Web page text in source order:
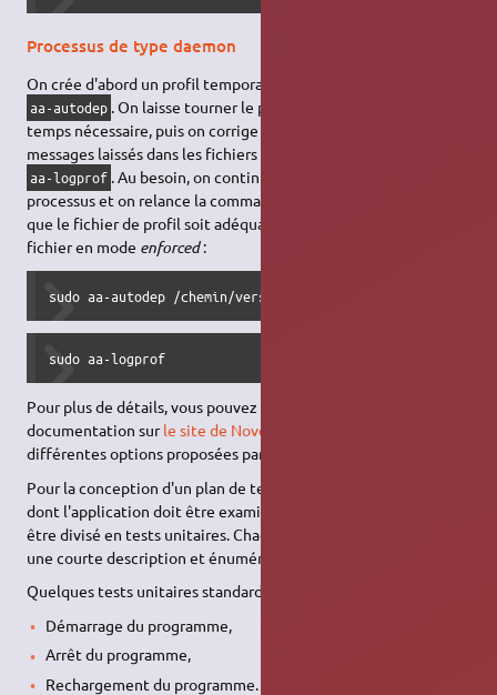
Processus de type daemon
On crée d'abord un profil temporaire à l'aide de la commande
aa-autodep . On laisse tourner le processus à confiner durant le
temps nécessaire, puis on corrige le fichier de profil à l'aide des
messages laissés dans les fichiers log, grâce à la commande
aa-logprof . Au besoin, on continue à laisser tourner le
processus et on relance la commande
que le fichier de profil soit adéquat. On peut alors placer ce
fichier en mode enforced:
sudo aa-autodep /chemin/vers/mon/processus
sudo aa-logprof
Pour plus de détails, vous pouvez vous reporter à la
documentation surle site de Novell
différentes options proposées par
Pour la conception d'un plan de test, réfléchissez à la manière
dont l'application doit être examinée. Le plan de test devrait
être divisé en tests unitaires. Chaque test unitaire devrait avoir
une courte description et énumérer les étapes à suivre.
Quelques tests unitaires standard sont :
Démarrage du programme,
Arrêt du programme,
Rechargement du programme.